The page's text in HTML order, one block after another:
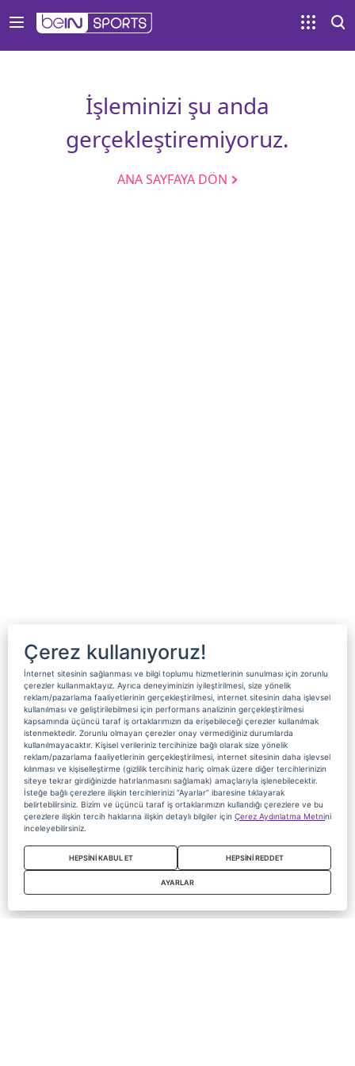
İşleminizi şu anda
gerçekleştiremiyoruz.
ANA SAYFAYA DÖN
Çerez kullanıyoruz!
İnternet sitesinin sağlanması ve bilgi toplumu hizmetlerinin sunulması için zorunlu
çerezler kullanmaktayız. Ayrıca deneyiminizin iyileştirilmesi, size yönelik
reklam/pazarlama faaliyetlerinin gerçekleştirilmesi, internet sitesinin daha işlevsel
kullanılması ve geliştirilebilmesi için performans analizinin gerçekleştirilmesi
kapsamında üçüncü taraf iş ortaklarımızın da erişebileceği çerezler kullanılmak
istenmektedir. Zorunlu olmayan çerezler onay vermediğiniz durumlarda
kullanılmayacaktır. Kişisel verileriniz tercihinize bağlı olarak size yönelik
reklam/pazarlama faaliyetlerinin gerçekleştirilmesi, internet sitesinin daha işlevsel
kılınması ve kişiselleştirme (gizlilik tercihiniz hariç olmak üzere diğer tercihlerinizin
siteye tekrar girdiğinizde hatırlanmasını sağlamak) amaçlarıyla işlenebilecektir.
İsteğe bağlı çerezlere ilişkin tercihlerinizi “Ayarlar” ibaresine tıklayarak
belirtebilirsiniz. Bizim ve üçüncü taraf iş ortaklarımızın kullandığı çerezlere ve bu
çerezlere ilişkin tercih haklarına ilişkin detaylı bilgiler için Çerez Aydınlatma Metnini
inceleyebilirsiniz.
HEPSİNİ KABUL ET HEPSİNİ REDDET
AYARLAR